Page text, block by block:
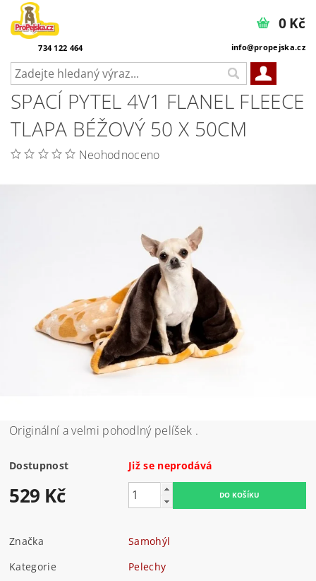
734 122 464 info@propejska.cz
0 Kč
SPACÍ PYTEL 4V1 FLANEL FLEECE
TLAPA BÉŽOVÝ 50 X 50CM
Neohodnoceno
Originální a velmi pohodlný pelíšek .
Dostupnost Již se neprodává
529 Kč
Značka
Samohýl
Kategorie
Pelechy